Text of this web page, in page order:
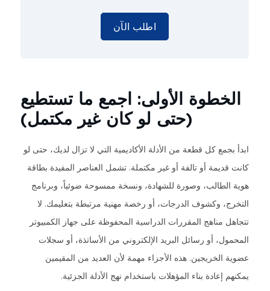
اطلب الآن
الخطوة الأولى: اجمع ما تستطيع
(حتى لو كان غير مكتمل)
ابدأ بجمع كل قطعة من الأدلة الأكاديمية التي لا تزال لديك، حتى لو
كانت قديمة أو تالفة أو غير مكتملة. تشمل العناصر المفيدة بطاقة
هوية الطالب، وصورة للشهادة، ونسخة ممسوحة ضوئياً، وبرنامج
التخرج، وكشوف الدرجات، أو رخصة مهنية مرتبطة بتعليمك. لا
تتجاهل مناهج المقررات الدراسية المحفوظة على جهاز الكمبيوتر
المحمول، أو رسائل البريد الإلكتروني من الأساتذة، أو سجلات
عضوية الخريجين. هذه الأجزاء مهمة لأن العديد من المقيمين
يمكنهم إعادة بناء المؤهلات باستخدام نهج الأدلة الجزئية.